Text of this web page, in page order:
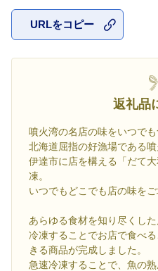
URLをコピー
返礼品
噴火湾の名店の味をいつでも
北海道屈指の好漁場である噴
伊達市に店を構える「だて
凍。
いつでもどこでも店の味をご
あらゆる食材を知り尽くし
冷凍することでお店で食べ
きる商品が完成しました。
急速冷凍することで、魚の